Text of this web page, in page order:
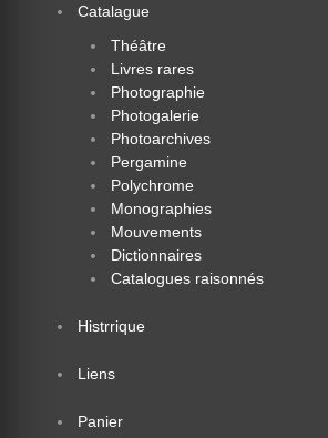
Catalague
Théâtre
Livres rares
Photographie
Photogalerie
Photoarchives
Pergamine
Polychrome
Monographies
Mouvements
Dictionnaires
Catalogues raisonnés
Histrrique
Liens
Panier